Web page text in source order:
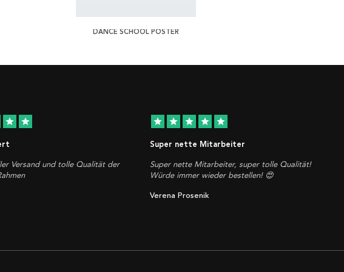
DANCE SCHOOL POSTER
star star
Versand und tolle Qualität der
star star star star star
Super nette Mitarbeiter
Super nette Mitarbeiter, super tolle Qualität!
Würde immer wieder bestellen! 😍
Verena Prosenik